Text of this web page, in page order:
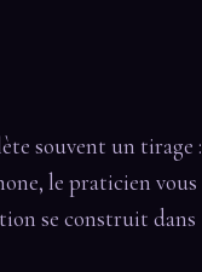
souvent un tirage :
le praticien vous
se construit dans